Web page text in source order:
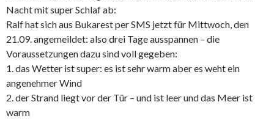
Nacht mit super Schlaf ab:
Ralf hat sich aus Bukarest per SMS jetzt für Mittwoch, den
21.09. angemeildet: also drei Tage ausspannen – die
Voraussetzungen dazu sind voll gegeben:
1. das Wetter ist super: es ist sehr warm aber es weht ein
angenehmer Wind
2. der Strand liegt vor der Tür – und ist leer und das Meer ist
warm